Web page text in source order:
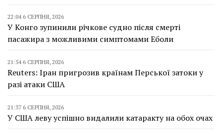
22:04 6 СЕРПНЯ, 2026
У Конго зупинили річкове судно після смерті
пасажира з можливими симптомами Еболи
21:54 6 СЕРПНЯ, 2026
Reuters: Іран пригрозив країнам Перської затоки у
разі атаки США
21:37 6 СЕРПНЯ, 2026
У США леву успішно видалили катаракту на обох очах